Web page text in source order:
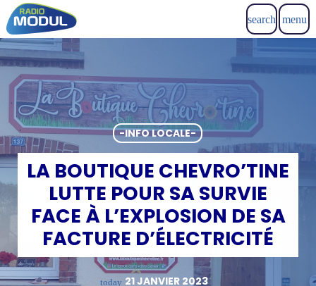
search menu
-INFO LOCALE-
LA BOUTIQUE CHEVRO’TINE
LUTTE POUR SA SURVIE
FACE À L’EXPLOSION DE SA
FACTURE D’ÉLECTRICITÉ
today 21 JANVIER 2023